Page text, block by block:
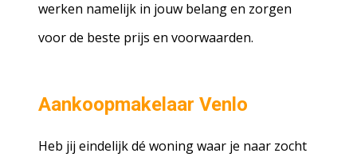
werken namelijk in jouw belang en zorgen
voor de beste prijs en voorwaarden.
Aankoopmakelaar Venlo
Heb jij eindelijk dé woning waar je naar zocht